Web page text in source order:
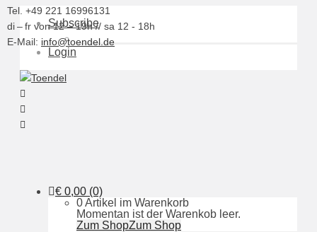
Subscribe
Login
€ 0,00 (0)
0 Artikel im Warenkorb
Momentan ist der Warenkob leer.
Zum ShopZum Shop
Tel. +49 221 16996131
di – fr von 12 – 19h // sa 12 - 18h
E-Mail: info@toendel.de